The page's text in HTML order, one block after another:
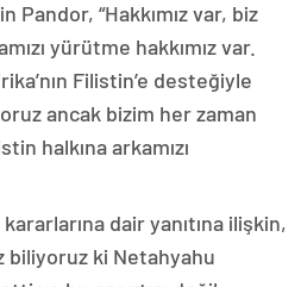
“Hakkımız var, biz
yürütme hakkımız var.
Filistin’e desteğiyle
ancak bizim her zaman
halkına arkamızı
dair yanıtına ilişkin,
biliyoruz ki Netahyahu